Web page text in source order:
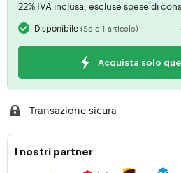
22% IVA inclusa, escluse spese di
Disponibile(Solo 1 articolo)
Acquista solo
Transazione sicura
I nostri partner